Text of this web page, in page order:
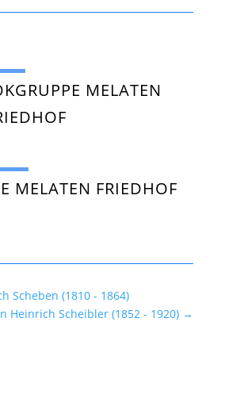
MELATEN
MELATEN FRIEDHOF
Scheben (1810 - 1864)
Heinrich Scheibler (1852 - 1920) →